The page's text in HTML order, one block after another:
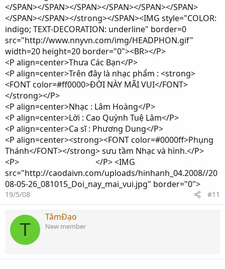
</SPAN></SPAN></SPAN></SPAN></SPAN></SPAN>
</SPAN></SPAN></strong></SPAN><IMG style="COLOR:
indigo; TEXT-DECORATION: underline" border=0
src="http://www.nnyvn.com/img/HEADPHON.gif"
width=20 height=20 border="0"><BR></P>
<P align=center>Thưa Các Bạn</P>
<P align=center>Trên đây là nhạc phẩm : <strong>
<FONT color=#ff0000>ĐỜI NÀY MÃI VUI</FONT>
</strong></P>
<P align=center>Nhạc : Lâm Hoàng</P>
<P align=center>Lời : Cao Quỳnh Tuệ Lâm</P>
<P align=center>Ca sĩ : Phương Dung</P>
<P align=center><strong><FONT color=#0000ff>Phụng
Thánh</FONT></strong> sưu tầm Nhạc và hình.</P>
<P> </P> <IMG
src="http://caodaivn.com/uploads/hinhanh_04.2008//20
08-05-26_081015_Doi_nay_mai_vui.jpg" border="0">
19/5/08 #11
T
TâmĐạo
New member